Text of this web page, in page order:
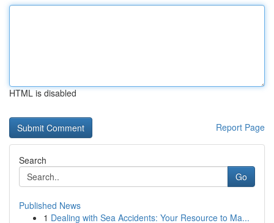
HTML is disabled
Report Page
Search
Go
Published News
1 Dealing with Sea Accidents: Your Resource to Ma...